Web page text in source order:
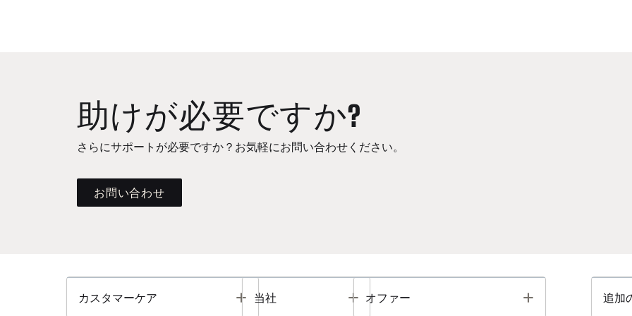
助けが必要ですか?
さらにサポートが必要ですか？お気軽にお問い合わせください。
お問い合わせ
カスタマーケア Toggle
当社 Toggle
オファー Toggle 追加